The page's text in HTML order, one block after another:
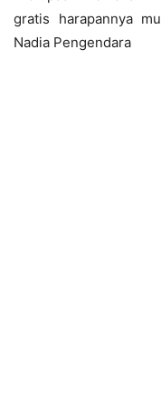
gratis harapannya
Nadia Pengendara